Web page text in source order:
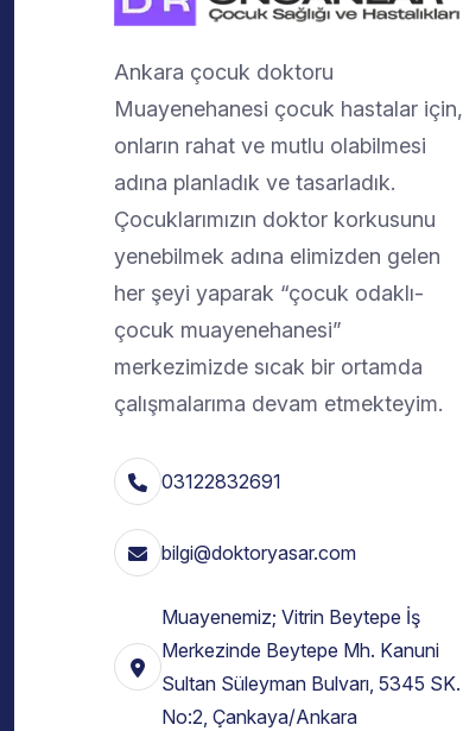
Ankara çocuk doktoru
Muayenehanesi çocuk hastalar için,
onların rahat ve mutlu olabilmesi
adına planladık ve tasarladık.
Çocuklarımızın doktor korkusunu
yenebilmek adına elimizden gelen
her şeyi yaparak “çocuk odaklı-
çocuk muayenehanesi”
merkezimizde sıcak bir ortamda
çalışmalarıma devam etmekteyim.
03122832691
bilgi@doktoryasar.com
Muayenemiz; Vitrin Beytepe İş
Merkezinde Beytepe Mh. Kanuni
Sultan Süleyman Bulvarı, 5345 SK.
No:2, Çankaya/Ankara